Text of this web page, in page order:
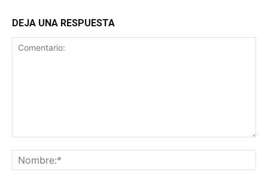
DEJA UNA RESPUESTA